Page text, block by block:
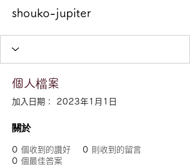
shouko-jupiter
個人檔案
加入日期： 2023年1月1日
關於
0 個收到的讚好 0 則收到的留言
0 個最佳答案